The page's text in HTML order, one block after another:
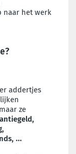
naar het werk
addertjes
ze
...